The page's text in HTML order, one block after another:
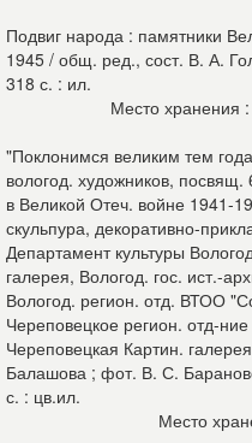
Подвиг народа : памятники
1945 / общ. ред., сост. В. А.
318 с. : ил.
Место
"Поклонимся великим тем
вологод. художников,
в Великой Отеч. войне 1941-
скульпура, декоративно-
Департамент культуры
галерея, Вологод. гос. ист.-
Вологод. регион. отд. ВТОО
Череповецкое регион. отд-
Череповецкая Картин.
Балашова ; фот. В. С.
с. : цв.ил.
Место